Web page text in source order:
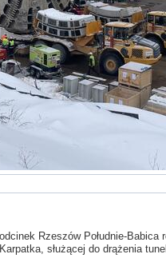
Rzeszów Południe-Babica
służącej do drążenia